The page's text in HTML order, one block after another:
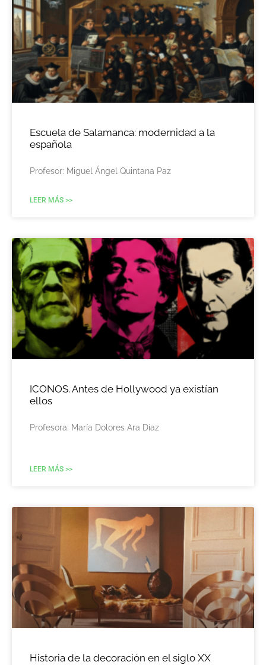
Escuela de Salamanca: modernidad a la
española
Profesor: Miguel Ángel Quintana Paz
LEER MÁS >>
ICONOS. Antes de Hollywood ya existían
ellos
Profesora: María Dolores Ara Díaz
LEER MÁS >>
Historia de la decoración en el siglo XX